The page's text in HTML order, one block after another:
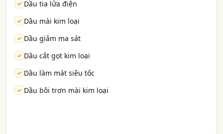
Dầu tia lửa điện
Dầu mài kim loại
Dầu giảm ma sát
Dầu cắt gọt kim loại
Dầu làm mát siêu tốc
Dầu bôi trơn mài kim loại